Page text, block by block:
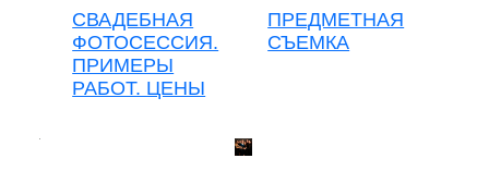
СВАДЕБНАЯ
ФОТОСЕССИЯ.
ПРИМЕРЫ
РАБОТ. ЦЕНЫ
ПРЕДМЕТНАЯ
СЪЕМКА